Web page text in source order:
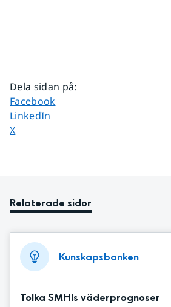
Dela sidan på:
Dela sidan på
Facebook
Dela sidan på
LinkedIn
Dela sidan på
X
Relaterade sidor
Kunskapsbanken
Tolka SMHIs väderprognoser